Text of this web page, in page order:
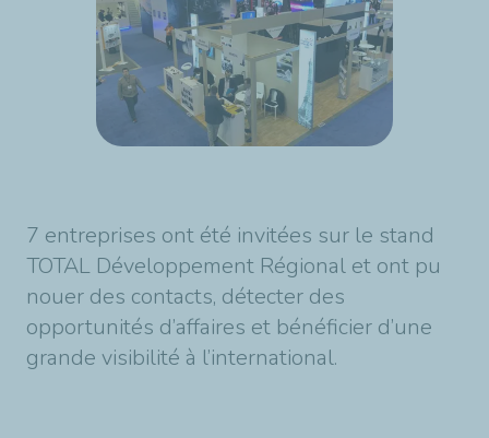
7 entreprises ont été invitées sur le stand
TOTAL Développement Régional et ont pu
nouer des contacts, détecter des
opportunités d’affaires et bénéficier d’une
grande visibilité à l’international.